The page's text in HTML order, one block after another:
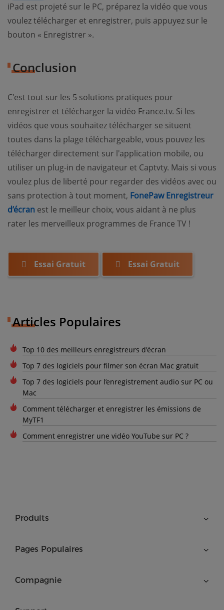
iPad est projeté sur le PC, préparez la vidéo que vous
voulez télécharger et enregistrer, puis appuyez sur le
bouton « Enregistrer ».
Conclusion
C'est tout sur les 5 solutions pratiques pour
enregistrer et télécharger la vidéo France.tv. Si les
vidéos que vous souhaitez télécharger se situent
toutes dans la plage téléchargeable, vous pouvez les
télécharger directement sur l'application mobile, ou
utiliser un plug-in de navigateur et Captvty. Mais si vous
voulez plus de liberté pour regarder des vidéos avec ou
sans protection à tout moment, FonePaw Enregistreur
d’écran est le meilleur choix, vous aidant à ne plus
rater les merveilleux programmes de France TV !
Essai Gratuit Essai Gratuit
Articles Populaires
Top 10 des meilleurs enregistreurs d'écran
Top 7 des logiciels pour filmer son écran Mac gratuit
Top 7 des logiciels pour l’enregistrement audio sur PC ou
Mac
Comment télécharger et enregistrer les émissions de
MyTF1
Comment enregistrer une vidéo YouTube sur PC ?
Produits
Pages Populaires
Compagnie